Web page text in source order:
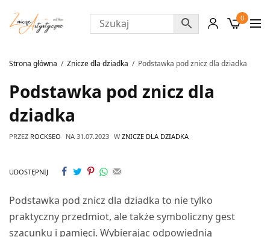
0
Strona główna Znicze dla dziadka Podstawka pod znicz dla dziadka
Podstawka pod znicz dla
dziadka
PRZEZ ROCKSEO NA 31.07.2023 W ZNICZE DLA DZIADKA
UDOSTĘPNIJ
Podstawka pod znicz dla dziadka to nie tylko
praktyczny przedmiot, ale także symboliczny gest
szacunku i pamięci. Wybierając odpowiednią